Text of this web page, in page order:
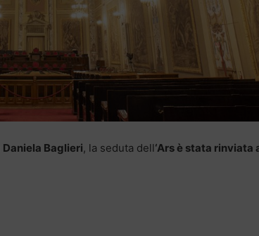
Daniela Baglieri, la seduta dell‘Ars è stata rinviata